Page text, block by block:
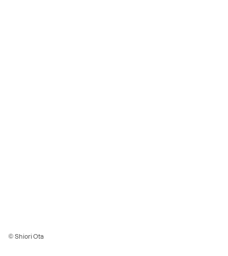
© Shiori Ota